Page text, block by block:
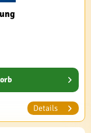
Details